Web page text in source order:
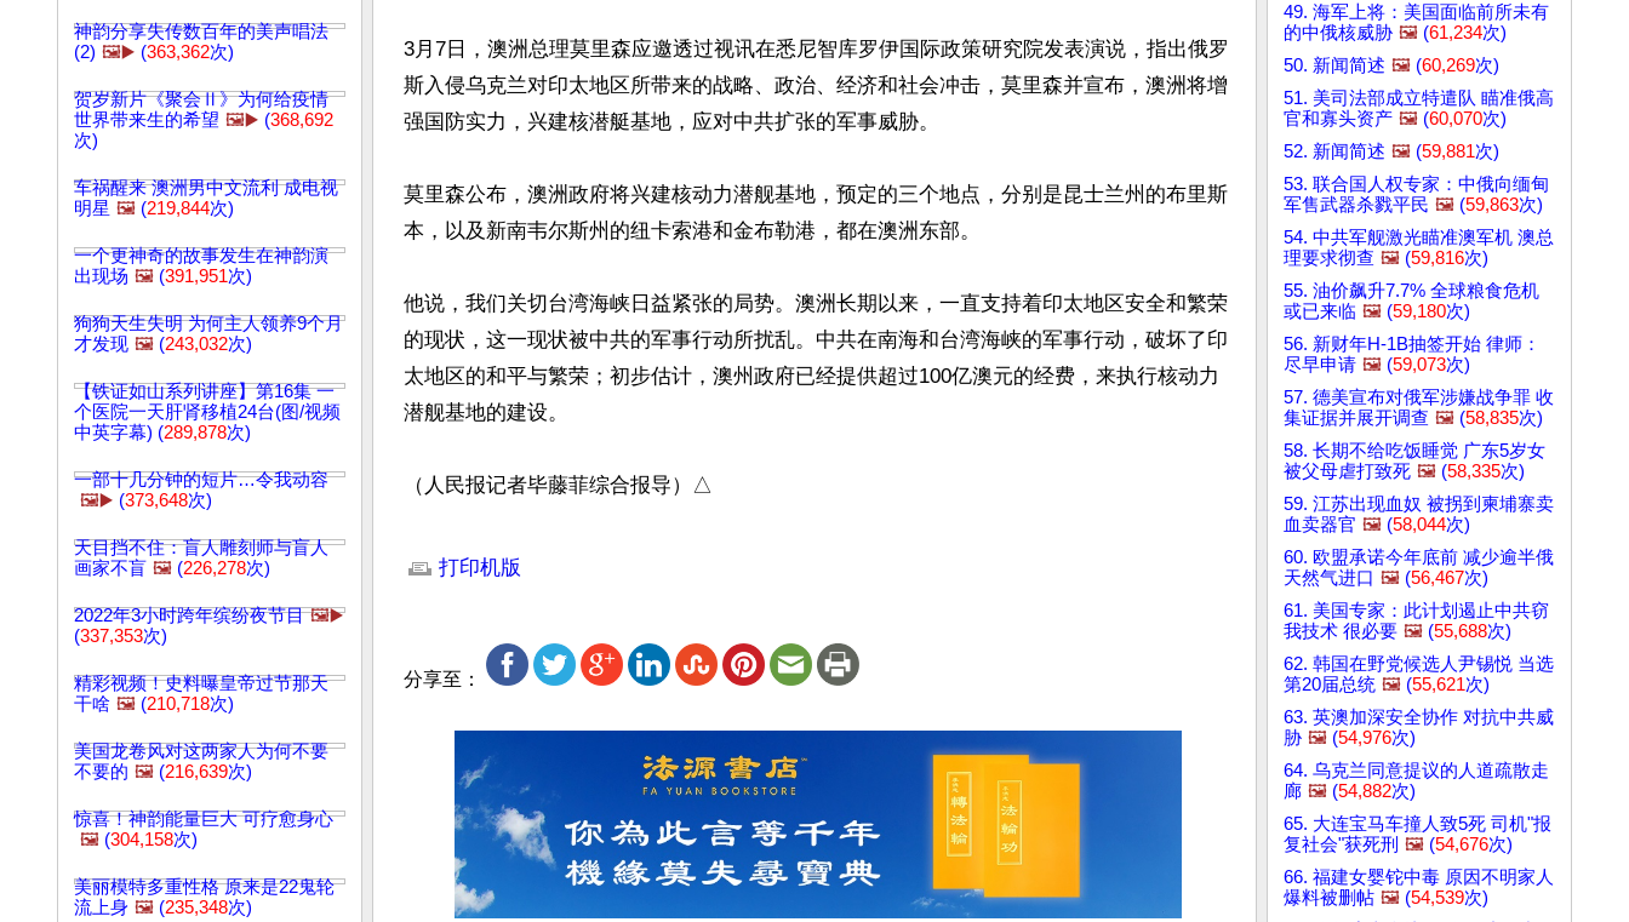
神韵分享失传数百年的美声唱法
(2) 🖼️▶️ (363,362次)
贺岁新片《聚会Ⅱ》为何给疫情
世界带来生的希望 🖼️▶️ (368,692
次)
车祸醒来 澳洲男中文流利 成电视
明星 🖼️ (219,844次)
一个更神奇的故事发生在神韵演
出现场 🖼️ (391,951次)
狗狗天生失明 为何主人领养9个月
才发现 🖼️ (243,032次)
【铁证如山系列讲座】第16集 一
个医院一天肝肾移植24台(图/视频
中英字幕) (289,878次)
一部十几分钟的短片…令我动容
🖼️▶️ (373,648次)
天目挡不住：盲人雕刻师与盲人
画家不盲 🖼️ (226,278次)
2022年3小时跨年缤纷夜节目 🖼️▶️
(337,353次)
精彩视频！史料曝皇帝过节那天
干啥 🖼️ (210,718次)
美国龙卷风对这两家人为何不要
不要的 🖼️ (216,639次)
惊喜！神韵能量巨大 可疗愈身心
🖼️ (304,158次)
美丽模特多重性格 原来是22鬼轮
流上身 🖼️ (235,348次)
3月7日，澳洲总理莫里森应邀透过视讯在悉尼智库罗伊国际政策研究院发表演说，指出俄罗
斯入侵乌克兰对印太地区所带来的战略、政治、经济和社会冲击，莫里森并宣布，澳洲将增
强国防实力，兴建核潜艇基地，应对中共扩张的军事威胁。
莫里森公布，澳洲政府将兴建核动力潜舰基地，预定的三个地点，分别是昆士兰州的布里斯
本，以及新南韦尔斯州的纽卡索港和金布勒港，都在澳洲东部。
他说，我们关切台湾海峡日益紧张的局势。澳洲长期以来，一直支持着印太地区安全和繁荣
的现状，这一现状被中共的军事行动所扰乱。中共在南海和台湾海峡的军事行动，破坏了印
太地区的和平与繁荣；初步估计，澳州政府已经提供超过100亿澳元的经费，来执行核动力
潜舰基地的建设。
（人民报记者毕藤菲综合报导）△
打印机版
分享至：
49. 海军上将：美国面临前所未有
的中俄核威胁 🖼️ (61,234次)
50. 新闻简述 🖼️ (60,269次)
51. 美司法部成立特遣队 瞄准俄高
官和寡头资产 🖼️ (60,070次)
52. 新闻简述 🖼️ (59,881次)
53. 联合国人权专家：中俄向缅甸
军售武器杀戮平民 🖼️ (59,863次)
54. 中共军舰激光瞄准澳军机 澳总
理要求彻查 🖼️ (59,816次)
55. 油价飙升7.7% 全球粮食危机
或已来临 🖼️ (59,180次)
56. 新财年H-1B抽签开始 律师：
尽早申请 🖼️ (59,073次)
57. 德美宣布对俄军涉嫌战争罪 收
集证据并展开调查 🖼️ (58,835次)
58. 长期不给吃饭睡觉 广东5岁女
被父母虐打致死 🖼️ (58,335次)
59. 江苏出现血奴 被拐到柬埔寨卖
血卖器官 🖼️ (58,044次)
60. 欧盟承诺今年底前 减少逾半俄
天然气进口 🖼️ (56,467次)
61. 美国专家：此计划遏止中共窃
我技术 很必要 🖼️ (55,688次)
62. 韩国在野党候选人尹锡悦 当选
第20届总统 🖼️ (55,621次)
63. 英澳加深安全协作 对抗中共威
胁 🖼️ (54,976次)
64. 乌克兰同意提议的人道疏散走
廊 🖼️ (54,882次)
65. 大连宝马车撞人致5死 司机"报
复社会"获死刑 🖼️ (54,676次)
66. 福建女婴铊中毒 原因不明家人
爆料被删帖 🖼️ (54,539次)